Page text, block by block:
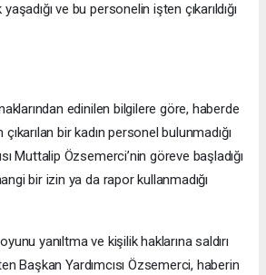
ve bu personelin işten çıkarıldığı
edinilen bilgilere göre, haberde
bir kadın personel bulunmadığı
Muttalip Özsemerci’nin göreve başladığı
bir izin ya da rapor kullanmadığı
yanıltma ve kişilik haklarına saldırı
Başkan Yardımcısı Özsemerci, haberin